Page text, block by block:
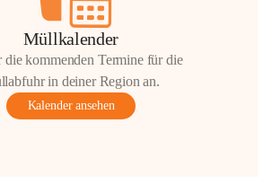
Müllkalender
die kommenden Termine für die
in deiner Region an.
Kalender ansehen